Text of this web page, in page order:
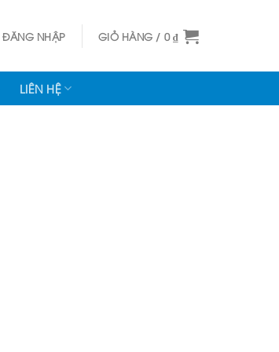
ĐĂNG NHẬP GIỎ HÀNG / 0₫
LIÊN HỆ